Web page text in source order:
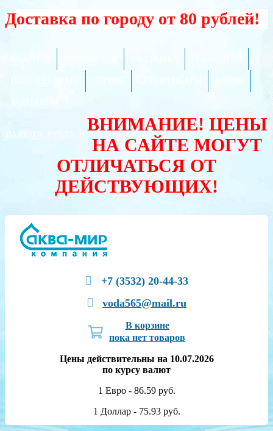
Доставка по городу от 80 рублей!
ВАЛЮТА:
ВНИМАНИЕ! ЦЕНЫ
НА САЙТЕ МОГУТ
ОТЛИЧАТЬСЯ ОТ
ДЕЙСТВУЮЩИХ!
+7 (3532) 20-44-33
voda565@mail.ru
В корзине
пока нет товаров
Цены действительны на 10.07.2026
по курсу валют
1 Евро - 86.59 руб.
1 Доллар - 75.93 руб.